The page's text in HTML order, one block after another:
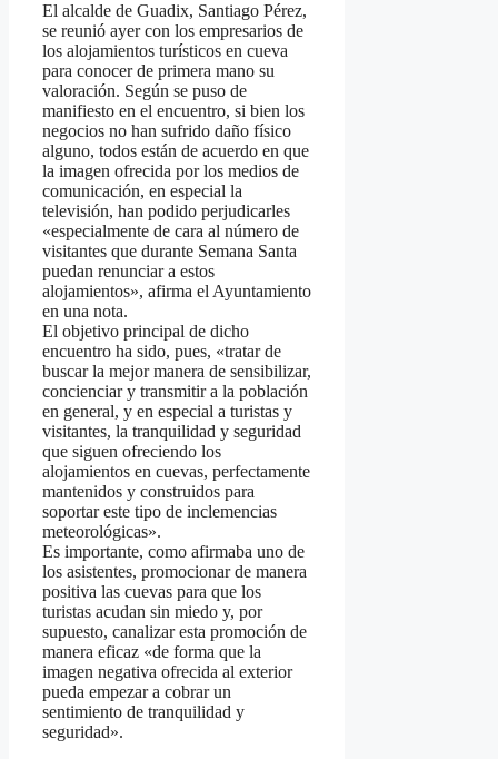
El alcalde de Guadix, Santiago Pérez,
se reunió ayer con los empresarios de
los alojamientos turísticos en cueva
para conocer de primera mano su
valoración. Según se puso de
manifiesto en el encuentro, si bien los
negocios no han sufrido daño físico
alguno, todos están de acuerdo en que
la imagen ofrecida por los medios de
comunicación, en especial la
televisión, han podido perjudicarles
«especialmente de cara al número de
visitantes que durante Semana Santa
puedan renunciar a estos
alojamientos», afirma el Ayuntamiento
en una nota.
El objetivo principal de dicho
encuentro ha sido, pues, «tratar de
buscar la mejor manera de sensibilizar,
concienciar y transmitir a la población
en general, y en especial a turistas y
visitantes, la tranquilidad y seguridad
que siguen ofreciendo los
alojamientos en cuevas, perfectamente
mantenidos y construidos para
soportar este tipo de inclemencias
meteorológicas».
Es importante, como afirmaba uno de
los asistentes, promocionar de manera
positiva las cuevas para que los
turistas acudan sin miedo y, por
supuesto, canalizar esta promoción de
manera eficaz «de forma que la
imagen negativa ofrecida al exterior
pueda empezar a cobrar un
sentimiento de tranquilidad y
seguridad».